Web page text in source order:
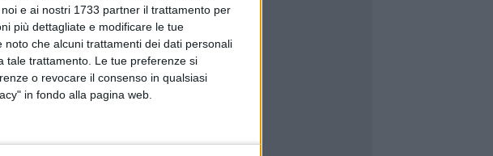
e ai nostri 1733 partner il trattamento per
più dettagliate e modificare le tue
noto che alcuni trattamenti dei dati personali
tale trattamento. Le tue preferenze si
o revocare il consenso in qualsiasi
in fondo alla pagina web.
dalla
superare
promesse,
di
cui fu sepolta